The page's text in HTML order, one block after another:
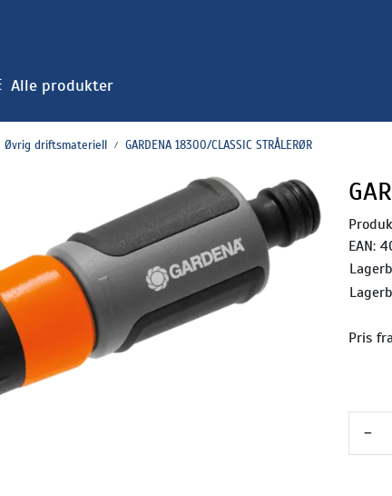
Alle produkter
Øvrig driftsmateriell GARDENA 18300/CLASSIC STRÅLERØR
EAN:
Pris
-